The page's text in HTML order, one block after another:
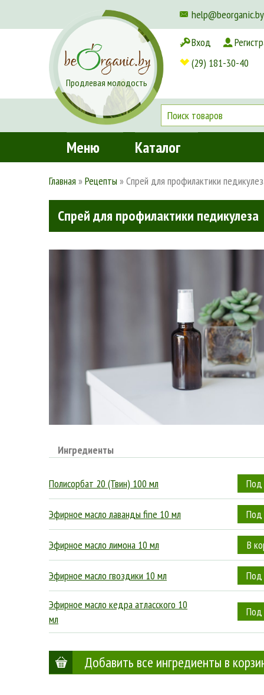
help@beorganic.by
Доставка и оплата
Продлевая молодость
Вход
(29) 181-30-40
Меню Каталог
Главная »Рецепты »Спрей для профилактики
Спрей для профилактики педикулеза
Ингредиенты
Полисорбат 20 (Твин) 100 мл
Эфирное масло лаванды fine 10 мл
Эфирное масло лимона 10 мл
Эфирное масло гвоздики 10 мл
Эфирное масло кедра атласского 10
мл
Добавить все ингредиенты в